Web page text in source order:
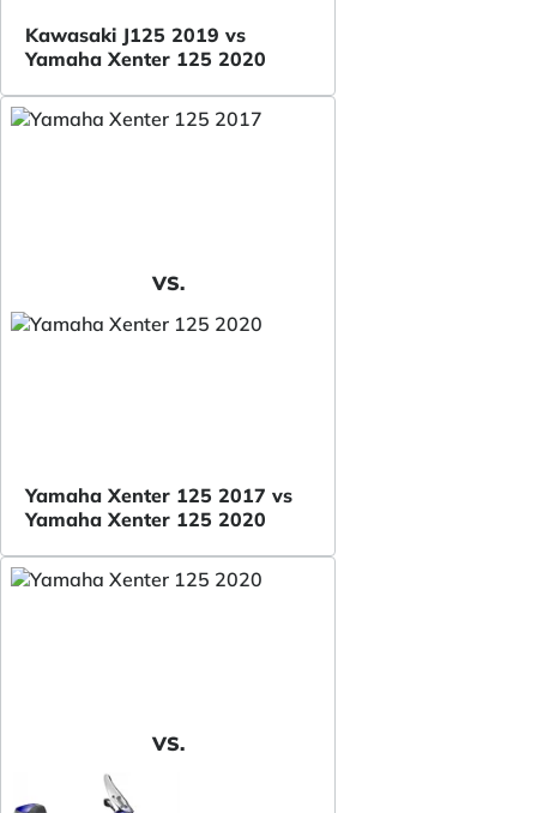
Kawasaki J125 2019 vs
Yamaha Xenter 125 2020
VS.
Yamaha Xenter 125 2017 vs
Yamaha Xenter 125 2020
VS.